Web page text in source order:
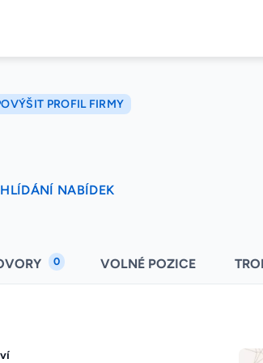
PROFIL FIRMY
HLÍDÁNÍ NABÍDEK
0 VOLNÉ POZICE